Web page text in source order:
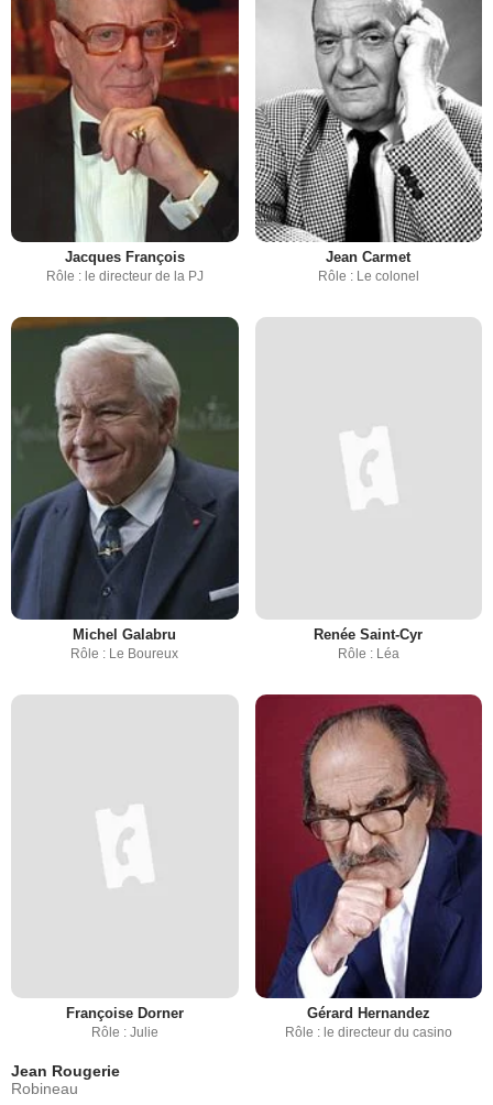
Jacques François
Rôle : le directeur de la PJ
Jean Carmet
Rôle : Le colonel
Michel Galabru
Rôle : Le Boureux
Renée Saint-Cyr
Rôle : Léa
Françoise Dorner
Rôle : Julie
Gérard Hernandez
Rôle : le directeur du casino
Jean Rougerie
Robineau